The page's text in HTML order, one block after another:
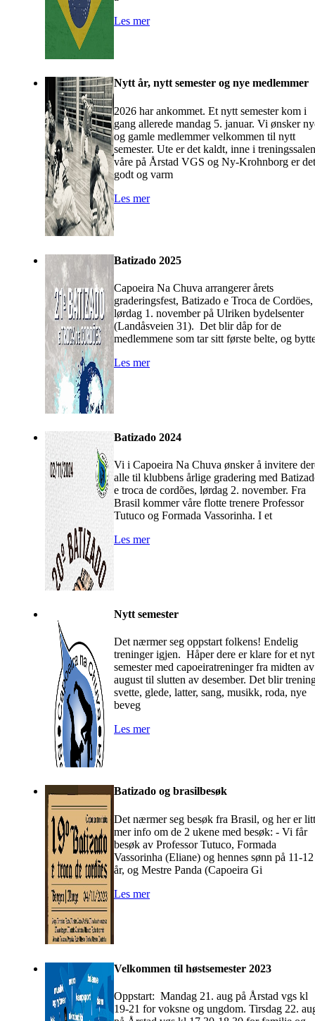
Les mer
Nytt år, nytt semester og nye medlemmer
2026 har ankommet. Et nytt semester kom i
gang allerede mandag 5. januar. Vi ønsker
og gamle medlemmer velkommen til nytt
semester. Ute er det kaldt, inne i
våre på Årstad VGS og Ny-Krohnborg er det
godt og varm
Les mer
Batizado 2025
Capoeira Na Chuva arrangerer årets
graderingsfest, Batizado e Troca de Cordöes,
lørdag 1. november på Ulriken bydelsenter
(Landåsveien 31). Det blir dåp for de
medlemmene som tar sitt første belte, og
Les mer
Batizado 2024
Vi i Capoeira Na Chuva ønsker å invitere
alle til klubbens årlige gradering med
e troca de cordões, lørdag 2. november. Fra
Brasil kommer våre flotte trenere Professor
Tutuco og Formada Vassorinha. I et
Les mer
Nytt semester
Det nærmer seg oppstart folkens! Endelig
treninger igjen. Håper dere er klare for et
semester med capoeiratreninger fra midten av
august til slutten av desember. Det blir
svette, glede, latter, sang, musikk, roda, nye
beveg
Les mer
Batizado og brasilbesøk
Det nærmer seg besøk fra Brasil, og her er litt
mer info om de 2 ukene med besøk: - Vi får
besøk av Professor Tutuco, Formada
Vassorinha (Eliane) og hennes sønn på 11-12
år, og Mestre Panda (Capoeira Gi
Les mer
Velkommen til høstsemester 2023
Oppstart: Mandag 21. aug på Årstad vgs kl
19-21 for voksne og ungdom. Tirsdag 22.